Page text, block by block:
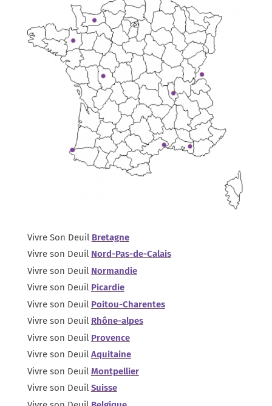
Vivre Son Deuil Bretagne
Vivre son Deuil Nord-Pas-de-Calais
Vivre son Deuil Normandie
Vivre son Deuil Picardie
Vivre son Deuil Poitou-Charentes
Vivre son Deuil Rhône-alpes
Vivre son Deuil Provence
Vivre son Deuil Aquitaine
Vivre son Deuil Montpellier
Vivre son Deuil Suisse